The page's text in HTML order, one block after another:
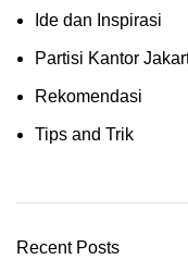
Ide dan Inspirasi
Partisi Kantor
Rekomendasi
Tips and Trik
Recent Posts